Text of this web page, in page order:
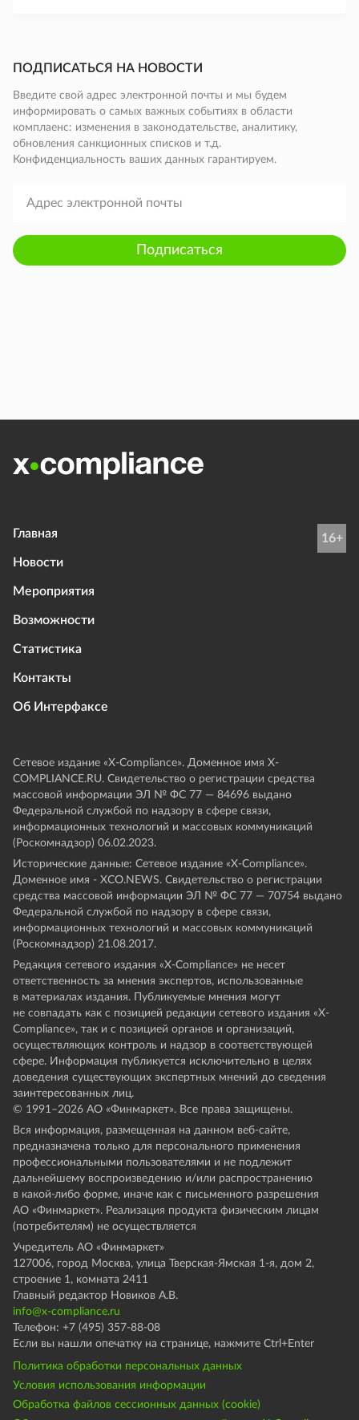
ПОДПИСАТЬСЯ НА НОВОСТИ
Введите свой адрес электронной почты и мы будем
информировать о самых важных событиях в области
комплаенс: изменения в законодательстве, аналитику,
обновления санкционных списков и т.д.
Конфиденциальность ваших данных гарантируем.
Подписаться
Главная
Новости
Мероприятия
Возможности
Статистика
Контакты
Об Интерфаксе
16+
Сетевое издание «Х-Compliance». Доменное имя X-
COMPLIANCE.RU. Свидетельство о регистрации средства
массовой информации ЭЛ № ФС 77 — 84696 выдано
Федеральной службой по надзору в сфере связи,
информационных технологий и массовых коммуникаций
(Роскомнадзор) 06.02.2023.
Исторические данные: Сетевое издание «Х-Compliance».
Доменное имя - XCO.NEWS. Свидетельство о регистрации
средства массовой информации ЭЛ № ФС 77 — 70754 выдано
Федеральной службой по надзору в сфере связи,
информационных технологий и массовых коммуникаций
(Роскомнадзор) 21.08.2017.
Редакция сетевого издания «X-Compliance» не несет
ответственность за мнения экспертов, использованные
в материалах издания. Публикуемые мнения могут
не совпадать как с позицией редакции сетевого издания «X-
Compliance», так и с позицией органов и организаций,
осуществляющих контроль и надзор в соответствующей
сфере. Информация публикуется исключительно в целях
доведения существующих экспертных мнений до сведения
заинтересованных лиц.
© 1991–2026 АО «Финмаркет». Все права защищены.
Вся информация, размещенная на данном веб-сайте,
предназначена только для персонального применения
профессиональными пользователями и не подлежит
дальнейшему воспроизведению и/или распространению
в какой-либо форме, иначе как с письменного разрешения
АО «Финмаркет». Реализация продукта физическим лицам
(потребителям) не осуществляется
Учредитель АО «Финмаркет»
127006, город Москва, улица Тверская-Ямская 1-я, дом 2,
строение 1, комната 2411
Главный редактор Новиков А.В.
info@x-compliance.ru
Телефон: +7 (495) 357-88-08
Если вы нашли опечатку на странице, нажмите Ctrl+Enter
Политика обработки персональных данных
Условия использования информации
Обработка файлов сессионных данных (cookie)